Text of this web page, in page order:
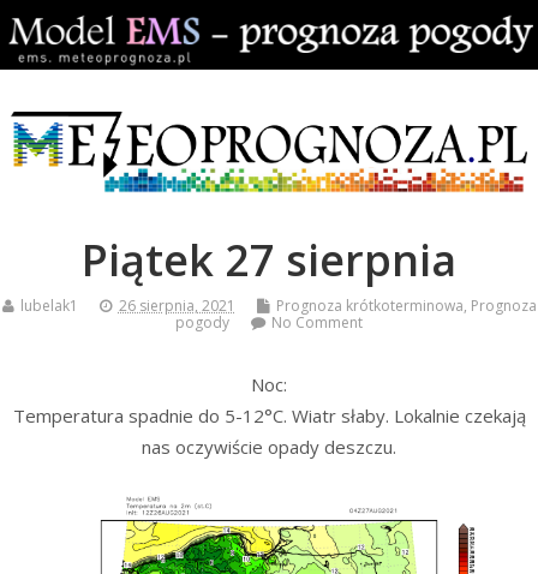
Piątek 27 sierpnia
lubelak1 26 sierpnia, 2021 Prognoza krótkoterminowa, Prognoza
pogody
No Comment
Noc:
Temperatura spadnie do 5-12°C. Wiatr słaby. Lokalnie czekają
nas oczywiście opady deszczu.